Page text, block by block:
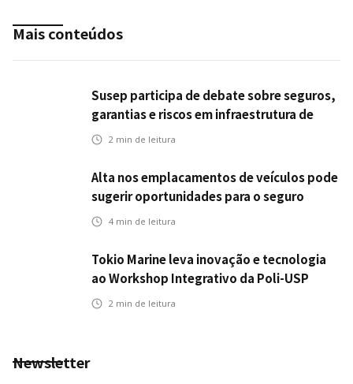
Mais conteúdos
Susep participa de debate sobre seguros,
garantias e riscos em infraestrutura de
transportes
2 min de leitura
Alta nos emplacamentos de veículos pode
sugerir oportunidades para o seguro
automotivo
4 min de leitura
Tokio Marine leva inovação e tecnologia
ao Workshop Integrativo da Poli-USP
2 min de leitura
Newsletter